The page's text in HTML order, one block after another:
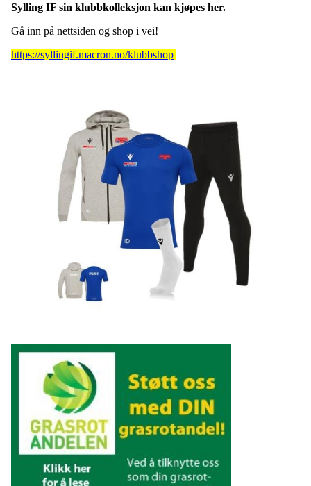
Sylling IF sin klubbkolleksjon kan kjøpes her.
Gå inn på nettsiden og shop i vei!
https://syllingif.macron.no/klubbshop